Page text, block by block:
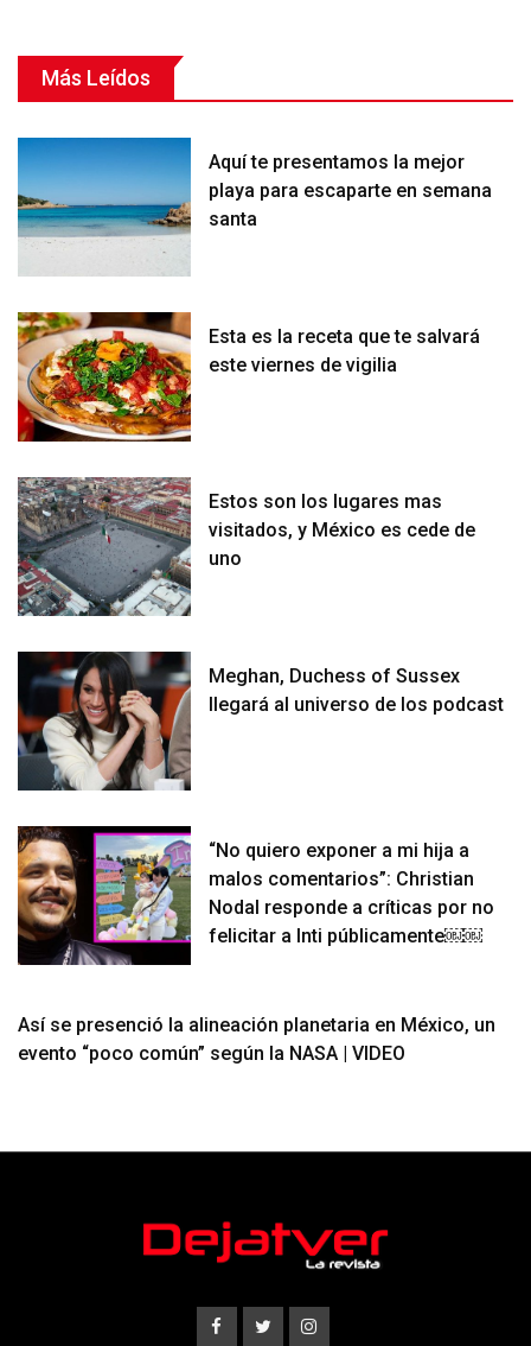
Más Leídos
Aquí te presentamos la mejor
playa para escaparte en semana
santa
Esta es la receta que te salvará
este viernes de vigilia
Estos son los lugares mas
visitados, y México es cede de
uno
Meghan, Duchess of Sussex
llegará al universo de los podcast
“No quiero exponer a mi hija a
malos comentarios”: Christian
Nodal responde a críticas por no
felicitar a Inti públicamente￼￼
Así se presenció la alineación planetaria en México, un
evento “poco común” según la NASA | VIDEO